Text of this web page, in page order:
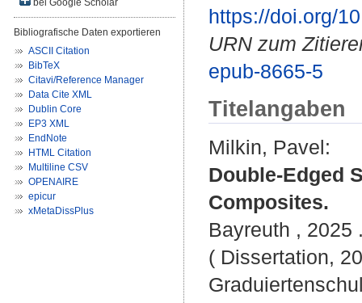
bei Google Scholar
Bibliografische Daten exportieren
ASCII Citation
BibTeX
Citavi/Reference Manager
Data Cite XML
Dublin Core
EP3 XML
EndNote
HTML Citation
Multiline CSV
OPENAIRE
epicur
xMetaDissPlus
https://doi.org/
URN zum
epub-8665-5
Titelangaben
Milkin, Pavel:
Double-Edged
Composites.
Bayreuth , 2025
( Dissertation,